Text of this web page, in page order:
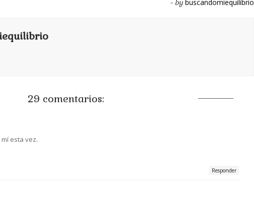
- by buscandomiequilibrio
29 comentarios:
esta vez.
Responder